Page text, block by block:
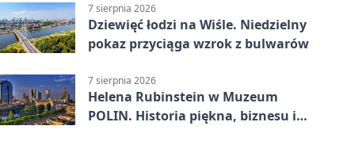
7 sierpnia 2026
Dziewięć łodzi na Wiśle. Niedzielny
pokaz przyciąga wzrok z bulwarów
7 sierpnia 2026
Helena Rubinstein w Muzeum
POLIN. Historia piękna, biznesu i